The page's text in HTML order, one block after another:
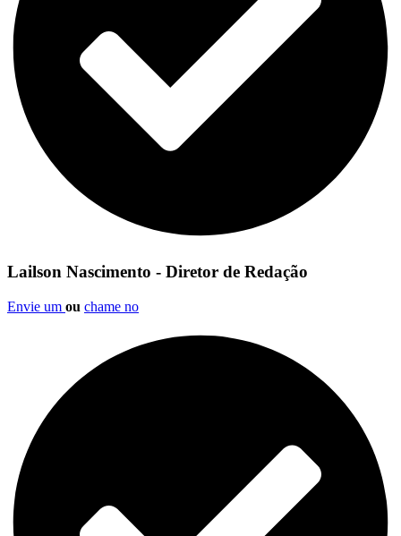
Lailson Nascimento - Diretor de Redação
Envie um ou chame no